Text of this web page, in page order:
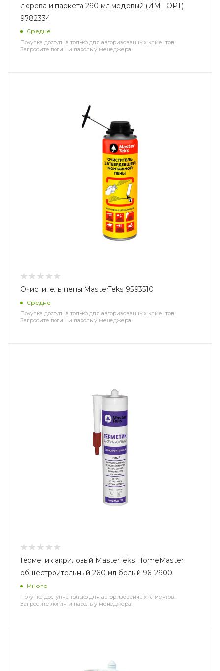
дерева и паркета 290 мл медовый (ИМПОРТ)
9782334
Средне
Покупка доступна только для авторизованных клиентов.
Запросите логин и пароль у менеджера.
Очиститель пены MasterTeks 9593510
Средне
Покупка доступна только для авторизованных клиентов.
Запросите логин и пароль у менеджера.
Герметик акриловый MasterTeks HomeMaster
общестроительный 260 мл белый 9612900
Много
Покупка доступна только для авторизованных клиентов.
Запросите логин и пароль у менеджера.